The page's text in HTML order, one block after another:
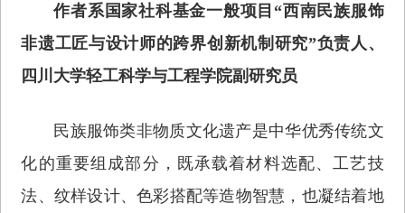
作者系国家社科基金一般项目“西南民族服饰
非遗工匠与设计师的跨界创新机制研究”负责人、
四川大学轻工科学与工程学院副研究员
民族服饰类非物质文化遗产是中华优秀传统文
化的重要组成部分，既承载着材料选配、工艺技
法、纹样设计、色彩搭配等造物智慧，也凝结着地